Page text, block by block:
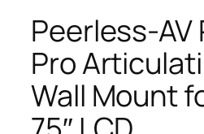
Peerless-AV
Pro
Wall Mount